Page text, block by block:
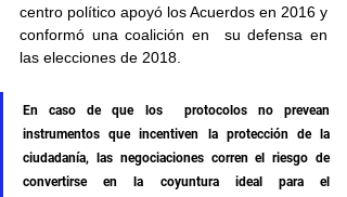
centro político apoyó los Acuerdos en 2016 y
conformó una coalición en  su defensa en
las elecciones de 2018.
En caso de que los  protocolos no prevean
instrumentos que incentiven la protección de la
ciudadanía, las negociaciones corren el riesgo de
convertirse en la coyuntura ideal para el